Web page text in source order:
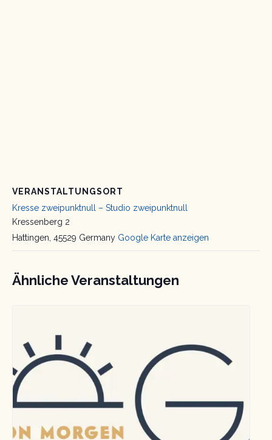
VERANSTALTUNGSORT
Kresse zweipunktnull – Studio zweipunktnull
Kressenberg 2
Hattingen, 45529 Germany Google Karte anzeigen
Ähnliche Veranstaltungen